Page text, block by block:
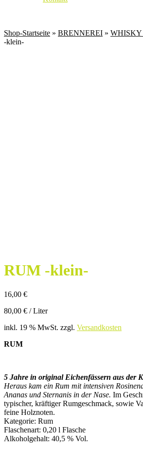
Shop-Startseite » BRENNEREI » WHISKY
-klein-
RUM -klein-
16,00 €
80,00 € /Liter
inkl. 19 % MwSt. zzgl. Versandkosten
RUM
5 Jahre in original Eichenfässern aus der
Heraus kam ein Rum mit intensiven
Ananas und Sternanis in der Nase. Im
typischer, kräftiger Rumgeschmack, sowie
feine Holznoten.
Kategorie: Rum
Flaschenart: 0,20 l Flasche
Alkoholgehalt: 40,5 % Vol.